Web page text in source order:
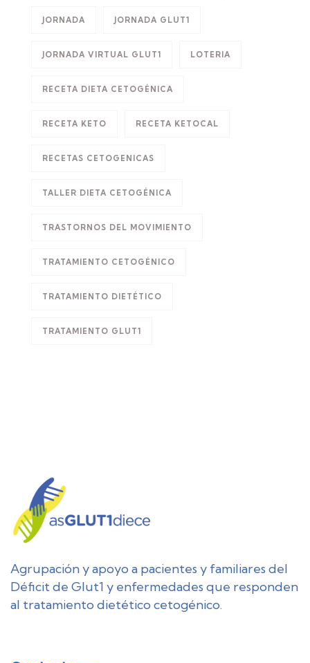
JORNADA JORNADA GLUT1
JORNADA VIRTUAL GLUT1 LOTERIA
RECETA DIETA CETOGÉNICA
RECETA KETO RECETA KETOCAL
RECETAS CETOGENICAS
TALLER DIETA CETOGÉNICA
TRASTORNOS DEL MOVIMIENTO
TRATAMIENTO CETOGÉNICO
TRATAMIENTO DIETÉTICO
TRATAMIENTO GLUT1
Agrupación y apoyo a pacientes y familiares del
Déficit de Glut1 y enfermedades que responden
al tratamiento dietético cetogénico.